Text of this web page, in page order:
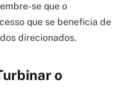
se que o
que se beneficia de
direcionados.
o